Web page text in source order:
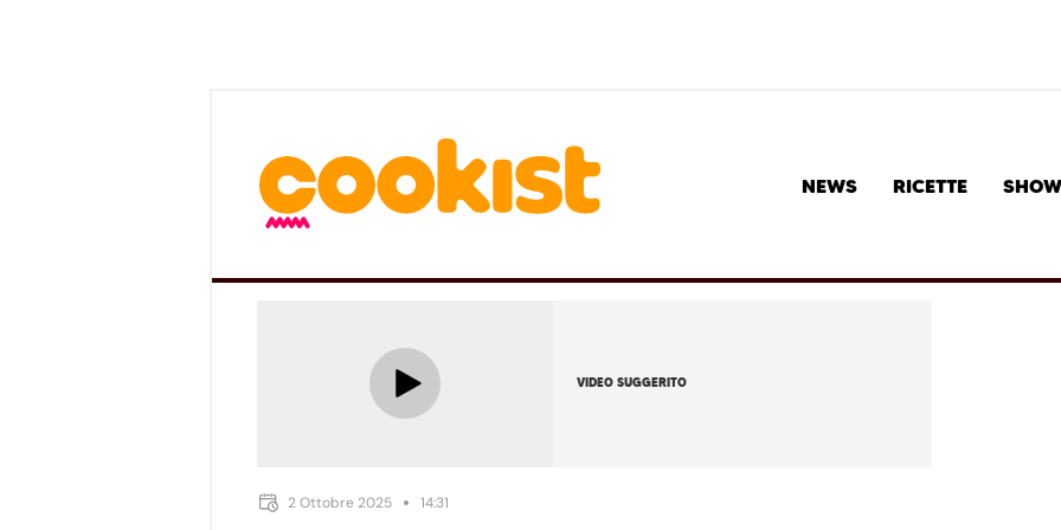
NEWS RICETTE SHOW
VIDEO SUGGERITO
2 Ottobre 2025 14:31